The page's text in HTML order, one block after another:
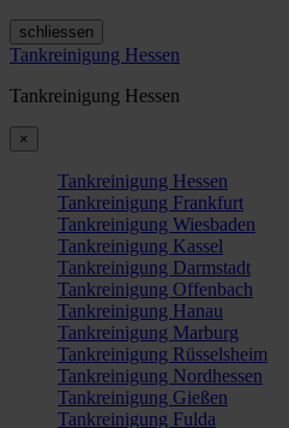
schliessen
Tankreinigung Hessen
Tankreinigung Hessen
×
Tankreinigung Hessen
Tankreinigung Frankfurt
Tankreinigung Wiesbaden
Tankreinigung Kassel
Tankreinigung Darmstadt
Tankreinigung Offenbach
Tankreinigung Hanau
Tankreinigung Marburg
Tankreinigung Rüsselsheim
Tankreinigung Nordhessen
Tankreinigung Gießen
Tankreinigung Fulda